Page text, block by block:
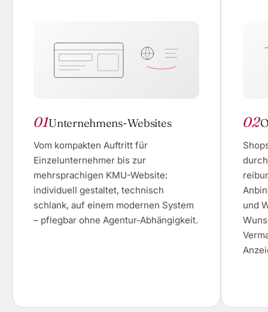
01Unternehmens-Websites
Vom kompakten Auftritt für
Einzelunternehmer bis zur
mehrsprachigen KMU-Website:
individuell gestaltet, technisch
schlank, auf einem modernen System
– pflegbar ohne Agentur-Abhängigkeit.
02
und